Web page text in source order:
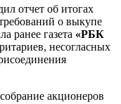
отчет об итогах
о выкупе
ранее газета «РБК
несогласных
акционеров